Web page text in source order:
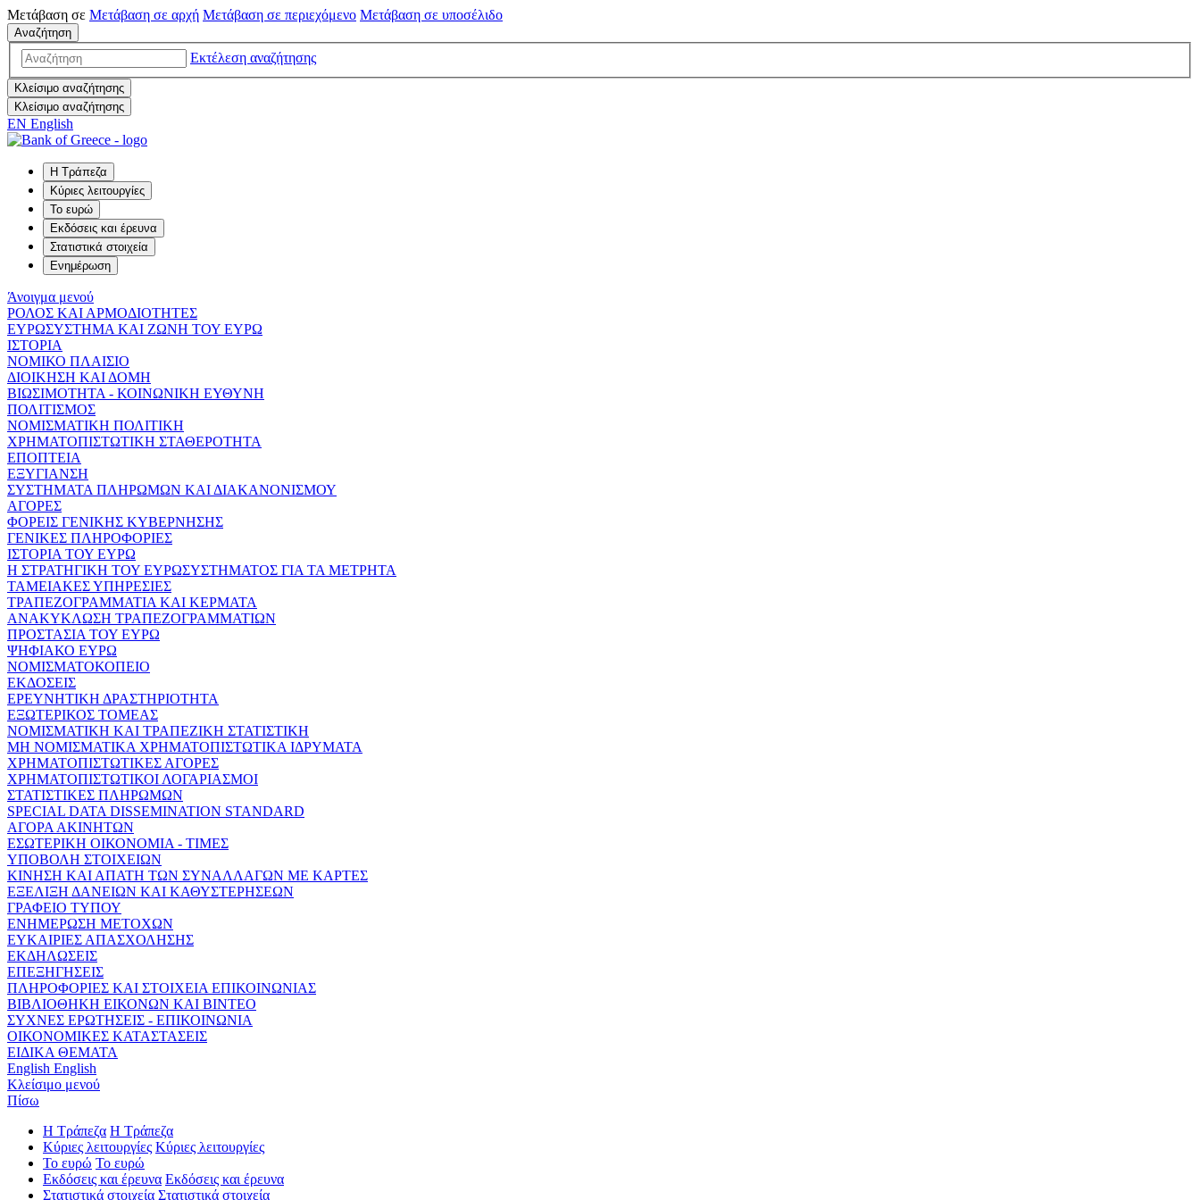
Μετάβαση σε Μετάβαση σε αρχή Μετάβαση σε περιεχόμενο Μετάβαση σε υποσέλιδο
Αναζήτηση
Εκτέλεση αναζήτησης
Κλείσιμο αναζήτησης
Κλείσιμο αναζήτησης
EN English
Η Τράπεζα
Κύριες λειτουργίες
Το ευρώ
Εκδόσεις και έρευνα
Στατιστικά στοιχεία
Ενημέρωση
Άνοιγμα μενού
ΡΟΛΟΣ ΚΑΙ ΑΡΜΟΔΙΟΤΗΤΕΣ
ΕΥΡΩΣΥΣΤΗΜΑ ΚΑΙ ΖΩΝΗ ΤΟΥ ΕΥΡΩ
ΙΣΤΟΡΙΑ
ΝΟΜΙΚΟ ΠΛΑΙΣΙΟ
ΔΙΟΙΚΗΣΗ ΚΑΙ ΔΟΜΗ
ΒΙΩΣΙΜΟΤΗΤΑ - ΚΟΙΝΩΝΙΚΗ ΕΥΘΥΝΗ
ΠΟΛΙΤΙΣΜΟΣ
ΝΟΜΙΣΜΑΤΙΚΗ ΠΟΛΙΤΙΚΗ
ΧΡΗΜΑΤΟΠΙΣΤΩΤΙΚΗ ΣΤΑΘΕΡΟΤΗΤΑ
ΕΠΟΠΤΕΙΑ
ΕΞΥΓΙΑΝΣΗ
ΣΥΣΤΗΜΑΤΑ ΠΛΗΡΩΜΩΝ ΚΑΙ ΔΙΑΚΑΝΟΝΙΣΜΟΥ
ΑΓΟΡΕΣ
ΦΟΡΕΙΣ ΓΕΝΙΚΗΣ ΚΥΒΕΡΝΗΣΗΣ
ΓΕΝΙΚΕΣ ΠΛΗΡΟΦΟΡΙΕΣ
ΙΣΤΟΡΙΑ ΤΟΥ ΕΥΡΩ
Η ΣΤΡΑΤΗΓΙΚΗ ΤΟΥ ΕΥΡΩΣΥΣΤΗΜΑΤΟΣ ΓΙΑ ΤΑ ΜΕΤΡΗΤΑ
ΤΑΜΕΙΑΚΕΣ ΥΠΗΡΕΣΙΕΣ
ΤΡΑΠΕΖΟΓΡΑΜΜΑΤΙΑ ΚΑΙ ΚΕΡΜΑΤΑ
ΑΝΑΚΥΚΛΩΣΗ ΤΡΑΠΕΖΟΓΡΑΜΜΑΤΙΩΝ
ΠΡΟΣΤΑΣΙΑ ΤΟΥ ΕΥΡΩ
ΨΗΦΙΑΚΟ ΕΥΡΩ
ΝΟΜΙΣΜΑΤΟΚΟΠΕΙΟ
ΕΚΔΟΣΕΙΣ
ΕΡΕΥΝΗΤΙΚΗ ΔΡΑΣΤΗΡΙΟΤΗΤΑ
ΕΞΩΤΕΡΙΚΟΣ ΤΟΜΕΑΣ
ΝΟΜΙΣΜΑΤΙΚΗ ΚΑΙ ΤΡΑΠΕΖΙΚΗ ΣΤΑΤΙΣΤΙΚΗ
ΜΗ ΝΟΜΙΣΜΑΤΙΚΑ ΧΡΗΜΑΤΟΠΙΣΤΩΤΙΚΑ ΙΔΡΥΜΑΤΑ
ΧΡΗΜΑΤΟΠΙΣΤΩΤΙΚΕΣ ΑΓΟΡΕΣ
ΧΡΗΜΑΤΟΠΙΣΤΩΤΙΚΟΙ ΛΟΓΑΡΙΑΣΜΟΙ
ΣΤΑΤΙΣΤΙΚΕΣ ΠΛΗΡΩΜΩΝ
SPECIAL DATA DISSEMINATION STANDARD
ΑΓΟΡΑ ΑΚΙΝΗΤΩΝ
ΕΣΩΤΕΡΙΚΗ ΟΙΚΟΝΟΜΙΑ - ΤΙΜΕΣ
ΥΠΟΒΟΛΗ ΣΤΟΙΧΕΙΩΝ
ΚΙΝΗΣΗ ΚΑΙ ΑΠΑΤΗ ΤΩΝ ΣΥΝΑΛΛΑΓΩΝ ΜΕ ΚΑΡΤΕΣ
ΕΞΕΛΙΞΗ ΔΑΝΕΙΩΝ ΚΑΙ ΚΑΘΥΣΤΕΡΗΣΕΩΝ
ΓΡΑΦΕΙΟ ΤΥΠΟΥ
ΕΝΗΜΕΡΩΣΗ ΜΕΤΟΧΩΝ
ΕΥΚΑΙΡΙΕΣ ΑΠΑΣΧΟΛΗΣΗΣ
ΕΚΔΗΛΩΣΕΙΣ
ΕΠΕΞΗΓΗΣΕΙΣ
ΠΛΗΡΟΦΟΡΙΕΣ ΚΑΙ ΣΤΟΙΧΕΙΑ ΕΠΙΚΟΙΝΩΝΙΑΣ
ΒΙΒΛΙΟΘΗΚΗ ΕΙΚΟΝΩΝ ΚΑΙ ΒΙΝΤΕΟ
ΣΥΧΝΕΣ ΕΡΩΤΗΣΕΙΣ - ΕΠΙΚΟΙΝΩΝΙΑ
ΟΙΚΟΝΟΜΙΚΕΣ ΚΑΤΑΣΤΑΣΕΙΣ
ΕΙΔΙΚΑ ΘΕΜΑΤΑ
English English
Κλείσιμο μενού
Πίσω
Η Τράπεζα Η Τράπεζα
Κύριες λειτουργίες Κύριες λειτουργίες
Το ευρώ Το ευρώ
Εκδόσεις και έρευνα Εκδόσεις και έρευνα
Στατιστικά στοιχεία Στατιστικά στοιχεία